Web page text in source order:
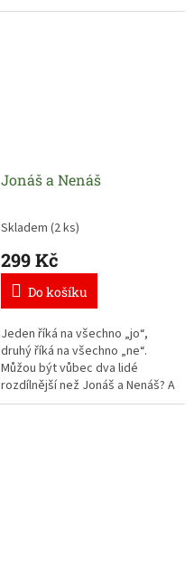
Jonáš a Nenáš
Skladem (2 ks)
299 Kč
Do košíku
Jeden říká na všechno „jo“,
druhý říká na všechno „ne“.
Můžou být vůbec dva lidé
rozdílnější než Jonáš a Nenáš? A
přesto jsou to nejlepší